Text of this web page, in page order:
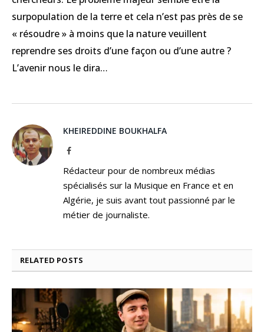
surpopulation de la terre et cela n’est pas près de se
« résoudre » à moins que la nature veuillent
reprendre ses droits d’une façon ou d’une autre ?
L’avenir nous le dira…
KHEIREDDINE BOUKHALFA
Facebook
Rédacteur pour de nombreux médias
spécialisés sur la Musique en France et en
Algérie, je suis avant tout passionné par le
métier de journaliste.
RELATED POSTS